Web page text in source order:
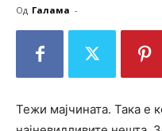
Од Галама -
Тежи мајчината. Така е